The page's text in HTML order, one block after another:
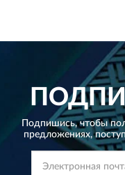
Подпишись, чтобы
предложениях,